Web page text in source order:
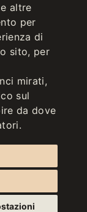
altre
per
di
sito, per
mirati,
sul
da dove
MICHAEL-